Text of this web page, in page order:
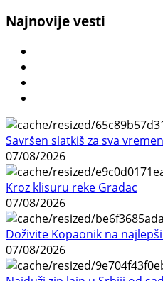
Najnovije vesti
Savršen slatkiš za sva
07/08/2026
Kroz klisuru reke Gradac
07/08/2026
Doživite Kopaonik na
07/08/2026